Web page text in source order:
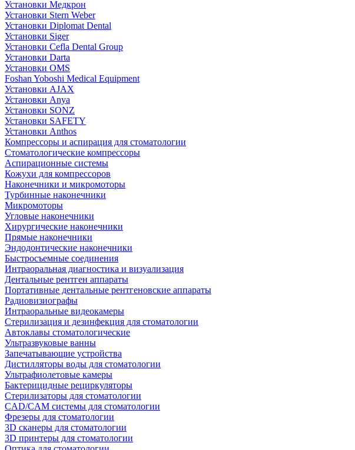
Установки Медкрон
Установки Stern Weber
Установки Diplomat Dental
Установки Siger
Установки Cefla Dental Group
Установки Darta
Установки OMS
Foshan Yoboshi Medical Equipment
Установки AJAX
Установки Anya
Установки SONZ
Установки SAFETY
Установки Anthos
Компрессоры и аспирация для стоматологии
Стоматологические компрессоры
Аспирационные системы
Кожухи для компрессоров
Наконечники и микромоторы
Турбинные наконечники
Микромоторы
Угловые наконечники
Хирургические наконечники
Прямые наконечники
Эндодонтические наконечники
Быстросъемные соединения
Интраоральная диагностика и визуализация
Дентальные рентген аппараты
Портативные дентальные рентгеновские аппараты
Радиовизиографы
Интраоральные видеокамеры
Стерилизация и дезинфекция для стоматологии
Автоклавы стоматологические
Ультразвуковые ванны
Запечатывающие устройства
Дистилляторы воды для стоматологии
Ультрафиолетовые камеры
Бактерицидные рециркуляторы
Стерилизаторы для стоматологии
CAD/CAM системы для стоматологии
Фрезеры для стоматологии
3D cканеры для стоматологии
3D принтеры для стоматологии